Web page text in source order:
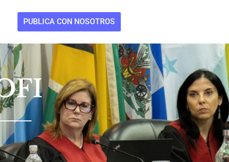
PUBLICA CON NOSOTROS